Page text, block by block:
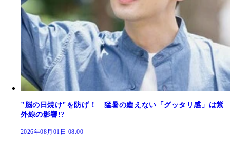
"脳の日焼け"を防げ！ 猛暑の癒えない「グッタリ感」は紫
外線の影響!?
2026年08月01日 08:00